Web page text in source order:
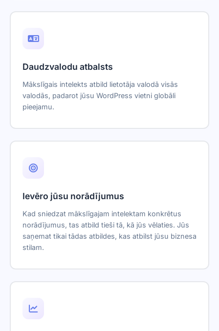
Daudzvalodu atbalsts
Mākslīgais intelekts atbild lietotāja valodā visās
valodās, padarot jūsu WordPress vietni globāli
pieejamu.
Ievēro jūsu norādījumus
Kad sniedzat mākslīgajam intelektam konkrētus
norādījumus, tas atbild tieši tā, kā jūs vēlaties. Jūs
saņemat tikai tādas atbildes, kas atbilst jūsu biznesa
stilam.